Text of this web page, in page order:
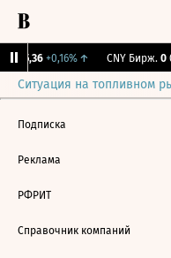
115,36 +0,16%↑ CNY Бирж. 0
Ситуация на топливном
Подписка
Реклама
РФРИТ
Справочник компаний